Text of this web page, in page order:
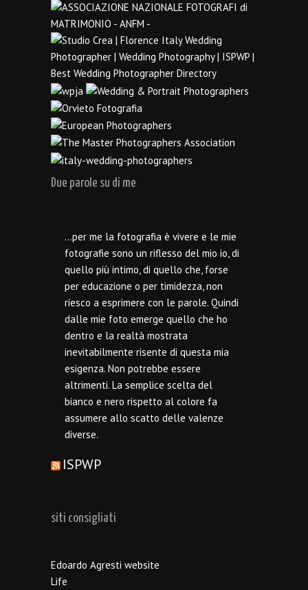
Due parole su di me
…per me la fotografia è vivere e le mie
fotografie sono un riflesso del mio io, di
quello più intimo, di quello che, forse
per educazione o per timidezza, non
riesco a esprimere con le parole. Quindi
dalle mie foto emerge quello che ho
dentro e la realtà mostrata
inevitabilmente risente di questa mia
esigenza. Non potrebbe essere
altrimenti. La semplice scelta del
bianco e nero rispetto al colore fa
assumere allo scatto delle valenze
diverse.
ISPWP
siti consigliati
Edoardo Agresti website
Life